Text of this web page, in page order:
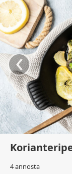
KESKUSTELUT
KOTIKOKIT
‹
4 annosta